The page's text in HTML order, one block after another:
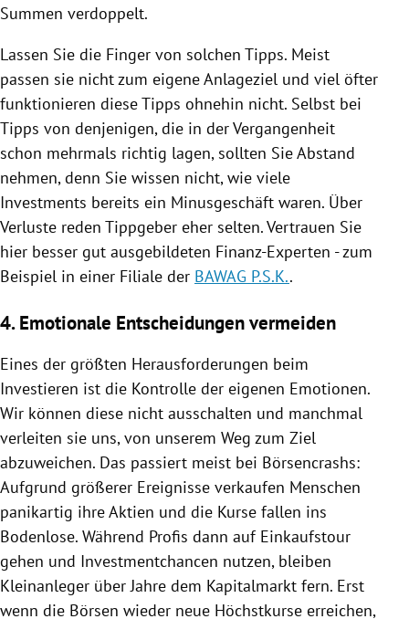
Summen verdoppelt.
Lassen Sie die Finger von solchen Tipps. Meist
passen sie nicht zum eigene Anlageziel und viel öfter
funktionieren diese Tipps ohnehin nicht. Selbst bei
Tipps von denjenigen, die in der Vergangenheit
schon mehrmals richtig lagen, sollten Sie Abstand
nehmen, denn Sie wissen nicht, wie viele
Investments bereits ein Minusgeschäft waren. Über
Verluste reden Tippgeber eher selten. Vertrauen Sie
hier besser gut ausgebildeten Finanz-Experten - zum
Beispiel in einer Filiale der BAWAG P.S.K..
4. Emotionale Entscheidungen vermeiden
Eines der größten Herausforderungen beim
Investieren ist die Kontrolle der eigenen Emotionen.
Wir können diese nicht ausschalten und manchmal
verleiten sie uns, von unserem Weg zum Ziel
abzuweichen. Das passiert meist bei Börsencrashs:
Aufgrund größerer Ereignisse verkaufen Menschen
panikartig ihre Aktien und die Kurse fallen ins
Bodenlose. Während Profis dann auf Einkaufstour
gehen und Investmentchancen nutzen, bleiben
Kleinanleger über Jahre dem Kapitalmarkt fern. Erst
wenn die Börsen wieder neue Höchstkurse erreichen,